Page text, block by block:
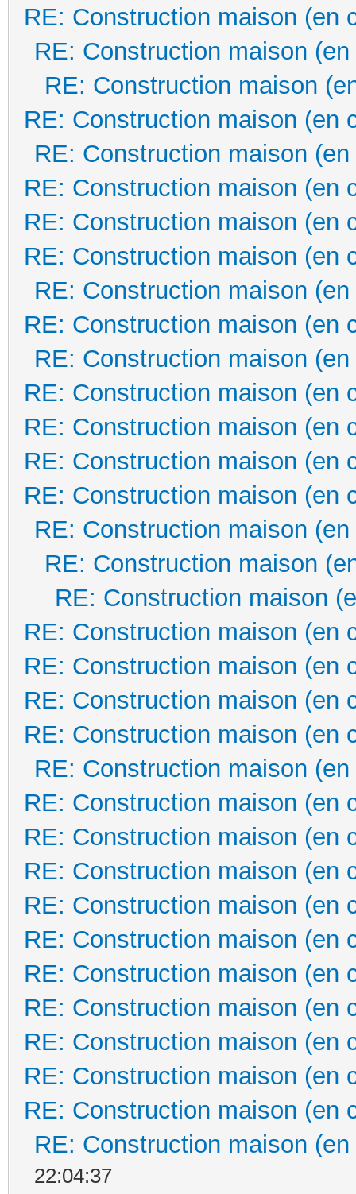
RE: Construction maison (en
RE: Construction maison
RE: Construction maison
RE: Construction maison (en
RE: Construction maison
RE: Construction maison (en
RE: Construction maison (en
RE: Construction maison (en
RE: Construction maison
RE: Construction maison (en
RE: Construction maison
RE: Construction maison (en
RE: Construction maison (en
RE: Construction maison (en
RE: Construction maison (en
RE: Construction maison
RE: Construction maison
RE: Construction maison
RE: Construction maison (en
RE: Construction maison (en
RE: Construction maison (en
RE: Construction maison (en
RE: Construction maison
RE: Construction maison (en
RE: Construction maison (en
RE: Construction maison (en
RE: Construction maison (en
RE: Construction maison (en
RE: Construction maison (en
RE: Construction maison (en
RE: Construction maison (en
RE: Construction maison (en
RE: Construction maison (en
RE: Construction maison
22:04:37